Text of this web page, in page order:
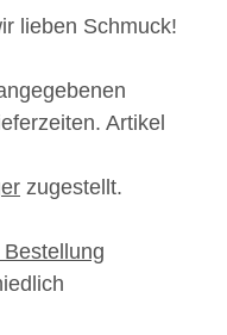
lieben Schmuck!
Artikel
zugestellt.